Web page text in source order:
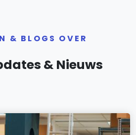
& BLOGS OVER
& Nieuws